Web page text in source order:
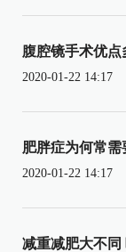
腹腔镜手术优
2020-01-22 14:17
肥胖症为何常
2020-01-22 14:17
减重减肥大不